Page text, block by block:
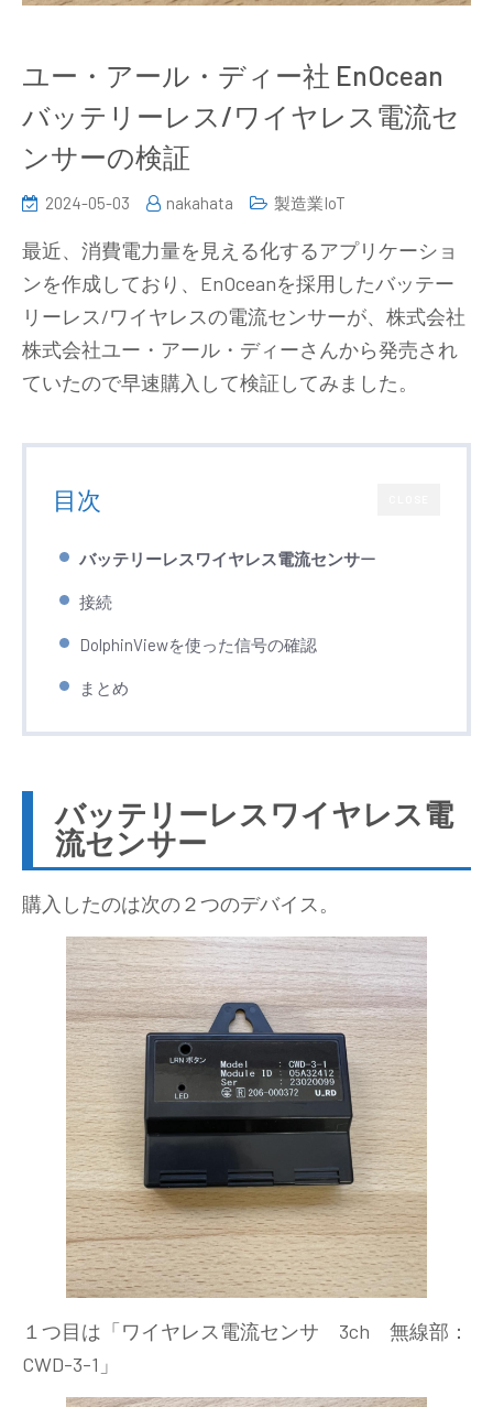
ユー・アール・ディー社 EnOcean
バッテリーレス/ワイヤレス電流セ
ンサーの検証
2024-05-03 nakahata 製造業IoT
最近、消費電力量を見える化するアプリケーショ
ンを作成しており、EnOceanを採用したバッテー
リーレス/ワイヤレスの電流センサーが、株式会社
株式会社ユー・アール・ディーさんから発売され
ていたので早速購入して検証してみました。
目次
バッテリーレスワイヤレス電流センサー
接続
DolphinViewを使った信号の確認
まとめ
バッテリーレスワイヤレス電
流センサー
購入したのは次の２つのデバイス。
１つ目は「ワイヤレス電流センサ 3ch 無線部：
CWD-3-1」